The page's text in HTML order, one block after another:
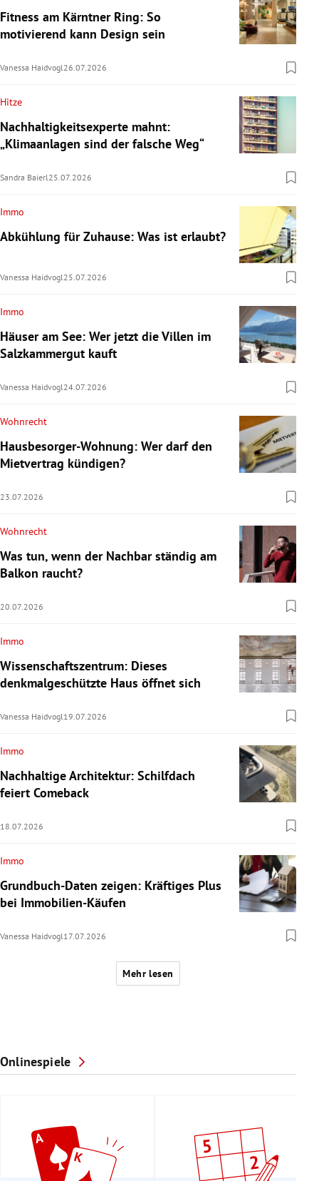
Fitness am Kärntner Ring: So
motivierend kann Design sein
Vanessa Haidvogl26.07.2026
Hitze
Nachhaltigkeitsexperte mahnt:
„Klimaanlagen sind der falsche Weg“
Sandra Baierl25.07.2026
Immo
Abkühlung für Zuhause: Was ist erlaubt?
Vanessa Haidvogl25.07.2026
Immo
Häuser am See: Wer jetzt die Villen im
Salzkammergut kauft
Vanessa Haidvogl24.07.2026
Wohnrecht
Hausbesorger-Wohnung: Wer darf den
Mietvertrag kündigen?
23.07.2026
Wohnrecht
Was tun, wenn der Nachbar ständig am
Balkon raucht?
20.07.2026
Immo
Wissenschaftszentrum: Dieses
denkmalgeschützte Haus öffnet sich
Vanessa Haidvogl 19.07.2026
Immo
Nachhaltige Architektur: Schilfdach
feiert Comeback
18.07.2026
Immo
Grundbuch-Daten zeigen: Kräftiges Plus
bei Immobilien-Käufen
Vanessa Haidvogl 17.07.2026
Mehr lesen
Onlinespiele